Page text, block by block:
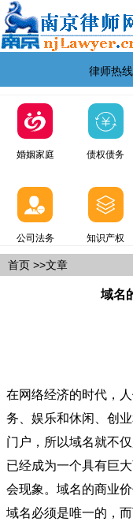
律师热线
婚姻家庭 债权债务
公司法务 知识产权
首页 >>文章
域名
在网络经济的时代，
务、娱乐和休闲、创
门户，所以域名就不
已经成为一个具有巨
会现象。域名的商业
域名必须是唯一的，